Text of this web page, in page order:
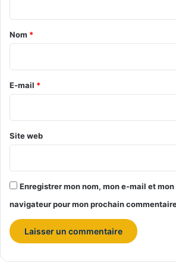
a
r
e
Nom *
E-mail *
Site web
Enregistrer mon nom, mon e-mail et
navigateur pour mon prochain